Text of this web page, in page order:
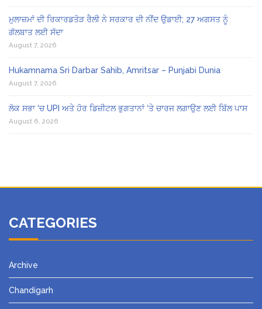
ਮੁਲਾਜ਼ਮਾਂ ਦੀ ਰਿਕਾਰਡਤੋੜ ਰੈਲੀ ਨੇ ਸਰਕਾਰ ਦੀ ਨੀਂਦ ਉਡਾਈ; 27 ਅਗਸਤ ਨੂੰ
ਗੱਲਬਾਤ ਲਈ ਸੱਦਾ
August 7, 2026
Hukamnama Sri Darbar Sahib, Amritsar – Punjabi Dunia
August 7, 2026
ਲੋਕ ਸਭਾ ‘ਚ UPI ਅਤੇ ਹੋਰ ਡਿਜ਼ੀਟਲ ਭੁਗਤਾਨਾਂ ‘ਤੇ ਚਾਰਜ ਲਗਾਉਣ ਲਈ ਬਿੱਲ ਪਾਸ
August 6, 2026
CATEGORIES
Archive
Chandigarh